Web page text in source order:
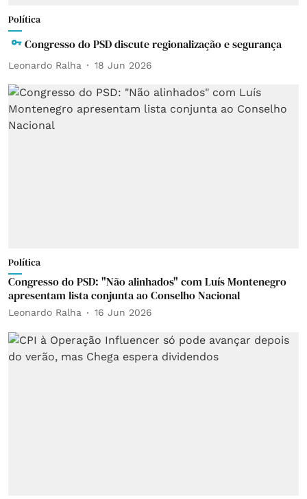
Política
Congresso do PSD discute regionalização e segurança
Leonardo Ralha 18 Jun 2026
Política
Congresso do PSD: "Não alinhados" com Luís Montenegro
apresentam lista conjunta ao Conselho Nacional
Leonardo Ralha 16 Jun 2026